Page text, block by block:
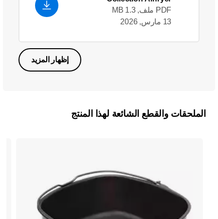
PDF ملف, 1.3 MB
13 مارس, 2026
إظهار المزيد
الملحقات والقطع الشائعة لهذا المنتج